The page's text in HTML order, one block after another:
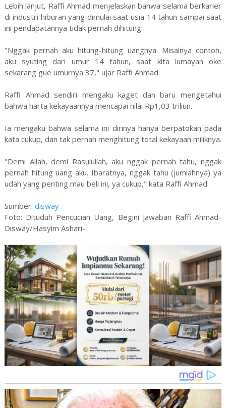
Lebih lanjut, Raffi Ahmad menjelaskan bahwa selama berkarier
di industri hiburan yang dimulai saat usia 14 tahun sampai saat
ini pendapatannya tidak pernah dihitung.
"Nggak pernah aku hitung-hitung uangnya. Misalnya contoh,
aku syuting dari umur 14 tahun, saat kita lumayan oke
sekarang gue umurnya 37," ujar Raffi Ahmad.
Raffi Ahmad sendiri mengaku kaget dan baru mengetahui
bahwa harta kekayaannya mencapai nilai Rp1,03 triliun.
Ia mengaku bahwa selama ini dirinya hanya berpatokan pada
kata cukup, dan tak pernah menghitung total kekayaan miliknya.
"Demi Allah, demi Rasulullah, aku nggak pernah tahu, nggak
pernah hitung uang aku. Ibaratnya, nggak tahu (jumlahnya) ya
udah yang penting mau beli ini, ya cukup," kata Raffi Ahmad.
Sumber: disway
Foto: Dituduh Pencucian Uang, Begini Jawaban Raffi Ahmad-
Disway/Hasyim Ashari-